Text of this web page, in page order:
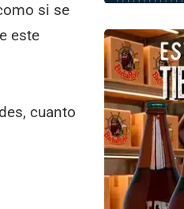
si se
este
cuanto